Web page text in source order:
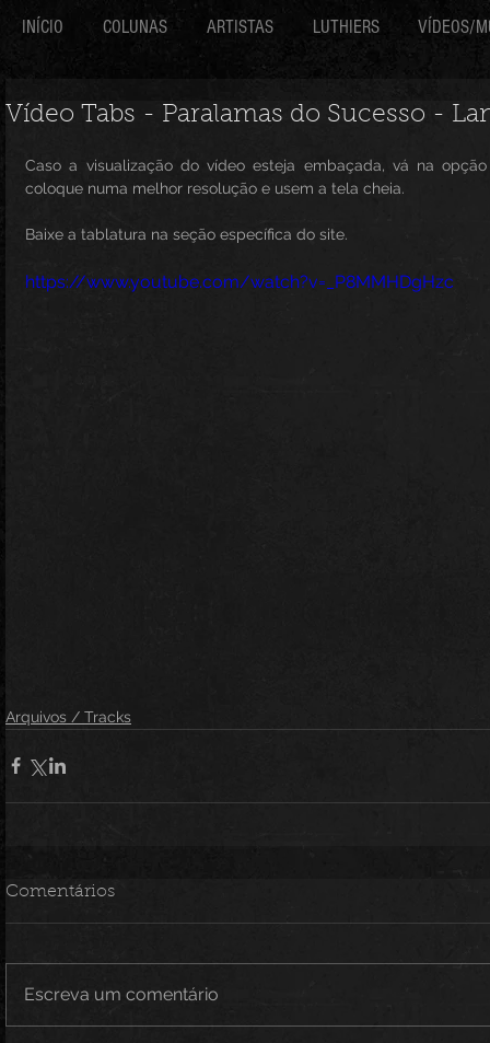
INÍCIO COLUNAS ARTISTAS LUTHIERS VÍDEOS/
Vídeo Tabs - Paralamas do Sucesso -
Caso a visualização do vídeo esteja embaçada, vá na
coloque numa melhor resolução e usem a tela cheia.
Baixe a tablatura na seção específica do site.
https://www.youtube.com/watch?v=_P8MMHDgHzc
Arquivos / Tracks
Comentários
Escreva um comentário